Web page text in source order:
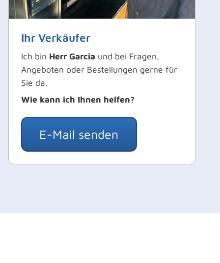
Ihr Verkäufer
Ich bin Herr Garcia und bei Fragen,
Angeboten oder Bestellungen gerne für
Sie da.
Wie kann ich Ihnen helfen?
E-Mail senden